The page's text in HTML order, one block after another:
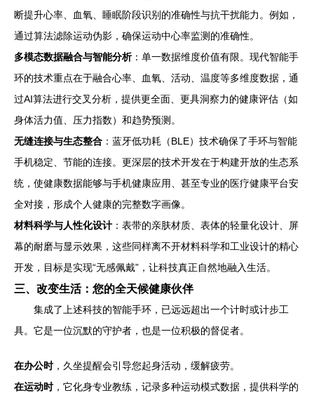
断提升心率、血氧、睡眠阶段识别的准确性与抗干扰能力。例如，
通过算法滤除运动伪影，确保运动中心率监测的准确性。
多模态数据融合与智能分析：单一数据维度价值有限。现代智能手
环的技术重点在于融合心率、血氧、活动、温度等多维度数据，通
过AI算法进行交叉分析，提供更全面、更具洞察力的健康评估（如
身体活力值、压力指数）和趋势预测。
无缝连接与生态整合 ：蓝牙低功耗（BLE）技术确保了手环与智能
手机稳定、节能的连接。更深层的技术开发在于构建开放的生态系
统，使健康数据能够与手机健康应用、甚至专业的医疗健康平台安
全对接，形成个人健康的完整数字画像。
材料科学与人性化设计 ：表带的亲肤材质、表体的轻量化设计、屏
幕的耐磨与显示效果，这些同样离不开材料科学和工业设计的精心
开发，目标是实现“无感佩戴”，让科技真正自然地融入生活。
三、改变生活：您的全天候健康伙伴
集成了上述科技的智能手环，已远远超出一个计时或计步工
具。它是一位沉默的守护者，也是一位积极的督促者。
在办公时，久坐提醒会引导您起身活动，缓解疲劳。
在运动时，它化身专业教练，记录多种运动模式数据，提供科学的